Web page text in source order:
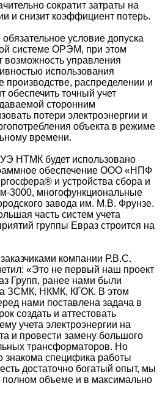
сократит затраты на
и снизит коэффициент потерь.
условие допуска
системе ОРЭМ, при этом
управления
использования
производстве, распределении и
обеспечить точный учет
сторонним
потери электроэнергии и
объекта в режиме
времени.
НТМК будет использовано
обеспечение ООО «НПФ
и устройства сбора и
3000, многофункциональные
завода им. М.В. Фрунзе.
часть систем учета
группы Евраз строится на
компании Р.В.С.
«Это не первый наш проект
Групп, ранее нами были
ЗСМК, НКМК, КГОК. В этом
нами поставлена задача в
создать и аттестовать
учета электроэнергии на
и провести замену большого
трансформаторов. Но
знакома специфика работы
достаточно богатый опыт, мы
объеме и в максимально